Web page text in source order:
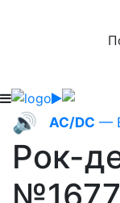
🔊 AC/DC —
Рок-